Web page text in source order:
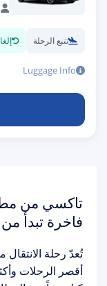
تتبع الرحلة
Luggage Info
تاكسي من
فاخرة تبدأ من
تُعدّ رحلة الانتقال